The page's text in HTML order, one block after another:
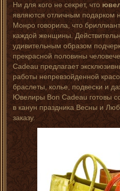
Ни для кого не секрет, что
являются отличным
Монро говорила, что
каждой женщины.
удивительным образом
прекрасной половины
Cadeau предлагает
работы непревзойденной
браслеты, колье, подвески и
Ювелиры Bon Cadeau готовы
в канун праздника Весны и
заказу.